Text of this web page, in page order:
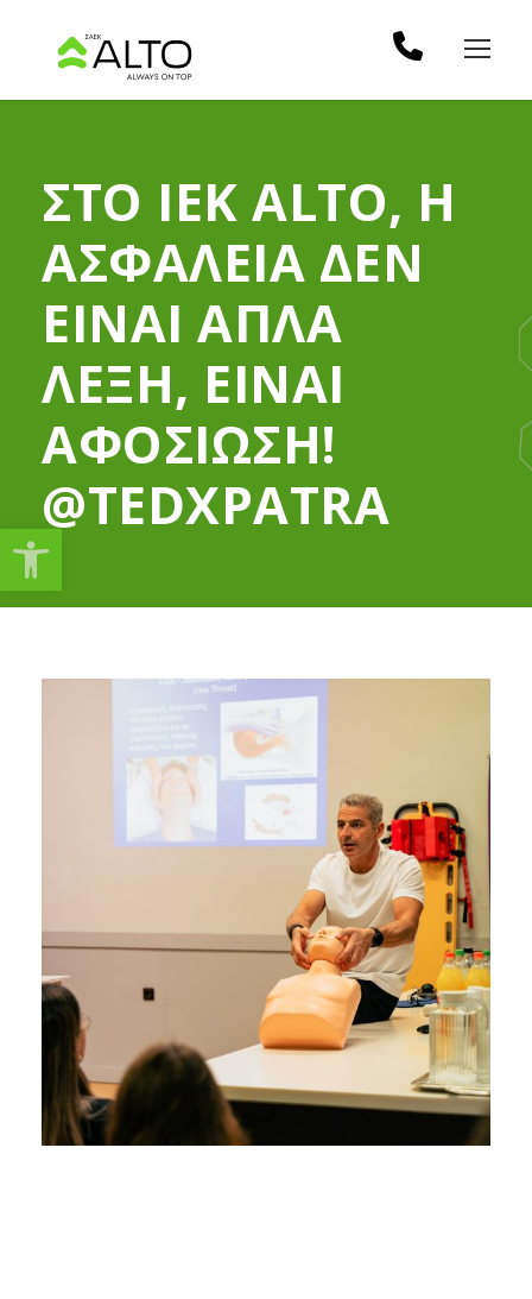
ΣΤΟ ΙΕΚ ALTO, Η
ΑΣΦΑΛΕΙΑ ΔΕΝ
ΕΙΝΑΙ ΑΠΛΑ
ΛΕΞΗ, ΕΙΝΑΙ
ΑΦΟΣΙΩΣΗ!
@TEDXPATRA
Ανοίξτε τη γραμμή